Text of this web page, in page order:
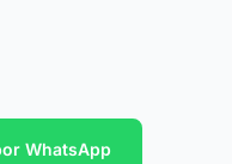
WhatsApp